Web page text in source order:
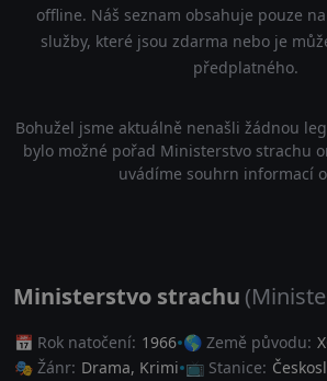
offline. Náš seznam obsahuje pouze
služby, které jsou zdarma nebo je
předplatného.
Bohužel jsme aktuálně nenašli žádnou
bylo možné pořad Ministerstvo strachu
uvádíme souhrn informací
Ministerstvo strachu
📅 Rok natočení: 1966 🌎 Země původu:
🎭 Žánr: Drama, Krimi 📺 Stanice: